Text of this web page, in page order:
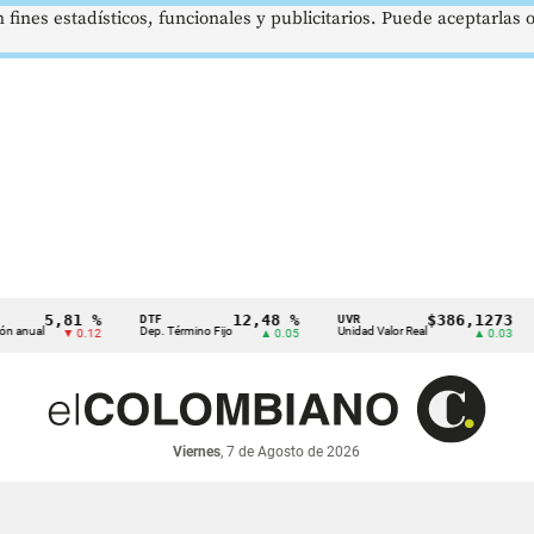
5,81 %
▼ 0.12
DTF
Dep. Término Fijo
12,48 %
▲ 0.05
UVR
Unidad Valor Real
$386,1273
Viernes, 7 de Agosto de 2026
estadísticos, funcionales y publicitarios. Puede aceptarlas